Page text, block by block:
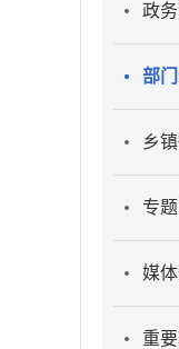
政
部
乡
专
媒
重